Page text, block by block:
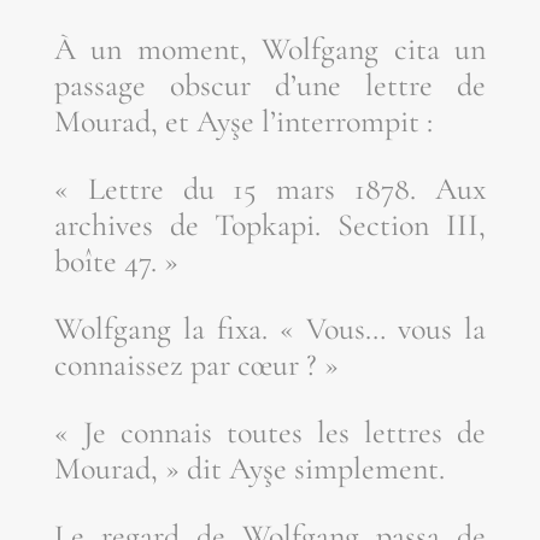
À un moment, Wolf­gang cita un
pas­sage obs­cur d’une lettre de
Mou­rad, et Ayşe l’interrompit :
« Lettre du 15 mars 1878. Aux
archives de Top­ka­pi. Sec­tion III,
boîte 47. »
Wolf­gang la fixa. « Vous… vous la
connais­sez par cœur ? »
« Je connais toutes les lettres de
Mou­rad, » dit Ayşe simplement.